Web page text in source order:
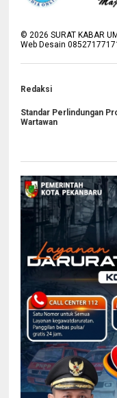
©2026 SURAT KABAR
Web Desain
Redaksi
Standar Perlindungan
Wartawan